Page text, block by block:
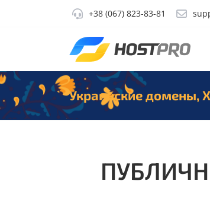
+38 (067) 823-83-81
Украинские домены,